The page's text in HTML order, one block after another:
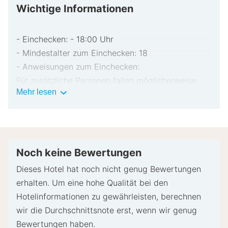
Wichtige Informationen
- Einchecken: - 18:00 Uhr
- Mindestalter zum Einchecken: 18
- Anweisungen zum Einchecken:
Für zusätzliche Personen fallen möglicherweise
Gebühren an, die abhängig von den Bestimmungen
bar für unvorhergesehene Aufwendungen verlangt.
versucht, Sonderwünschen entgegenzukommen,
Eventuell fallen zusätzliche Gebühren an.
Bitte wende dich im Voraus an die Unterkunft, um
Mehr lesen Wichtige
Noch keine Bewertungen
Dieses Hotel hat noch nicht genug Bewertungen
erhalten. Um eine hohe Qualität bei den
Hotelinformationen zu gewährleisten, berechnen
wir die Durchschnittsnote erst, wenn wir genug
Bewertungen haben.